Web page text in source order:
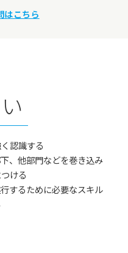
はこちら
認識する
、他部門などを巻き込み
ける
するために必要なスキル